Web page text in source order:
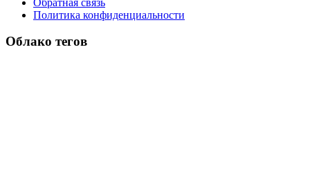
Политика конфиденциальности
Облако тегов